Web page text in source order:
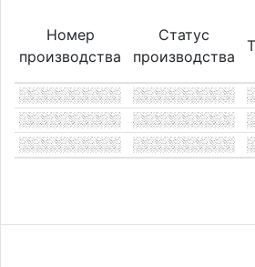
Номер
производства
Статус
производства